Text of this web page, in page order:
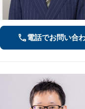
電話でお問い合